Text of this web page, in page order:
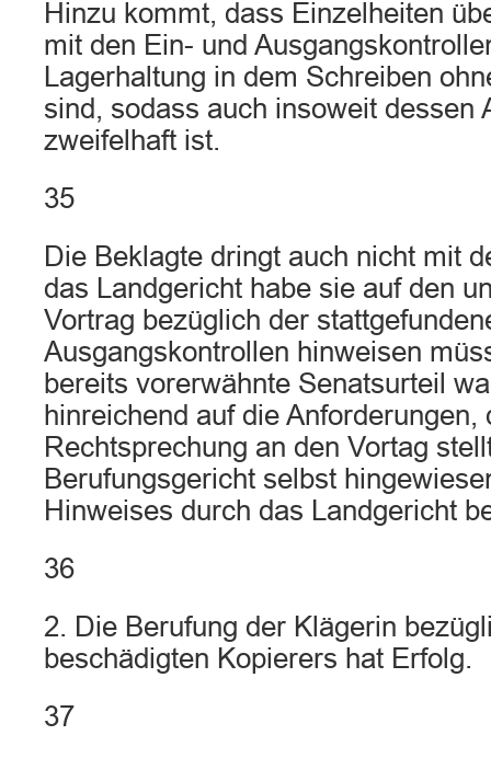
Hinzu kommt, dass Einzelheiten
mit den Ein- und
Lagerhaltung in dem Schreiben
sind, sodass auch insoweit dessen
zweifelhaft ist.
35
Die Beklagte dringt auch nicht mit
das Landgericht habe sie auf den
Vortrag bezüglich der
Ausgangskontrollen hinweisen
bereits vorerwähnte Senatsurteil
hinreichend auf die Anforderungen,
Rechtsprechung an den Vortag
Berufungsgericht selbst
Hinweises durch das Landgericht
36
2. Die Berufung der Klägerin
beschädigten Kopierers hat Erfolg.
37